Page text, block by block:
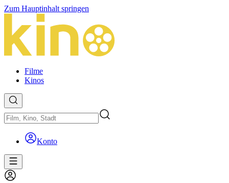
Zum Hauptinhalt springen
Filme
Kinos
Konto